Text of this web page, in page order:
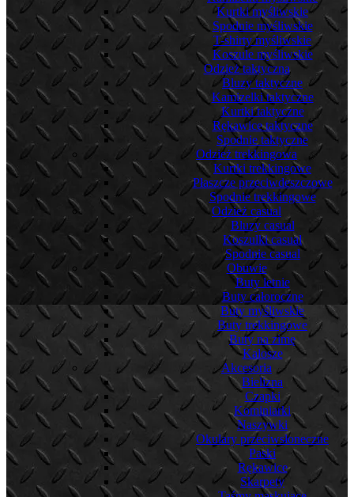
Kurtki myśliwskie
Spodnie myśliwskie
T-shirty myśliwskie
Koszule myśliwskie
Odzież taktyczna
Bluzy taktyczne
Kamizelki taktyczne
Kurtki taktyczne
Rękawice taktyczne
Spodnie taktyczne
Odzież trekkingowa
Kurtki trekkingowe
Płaszcze przeciwdeszczowe
Spodnie trekkingowe
Odzież casual
Bluzy casual
Koszulki casual
Spodnie casual
Obuwie
Buty letnie
Buty całoroczne
Buty myśliwskie
Buty trekkingowe
Buty na zimę
Kalosze
Akcesoria
Bielizna
Czapki
Kominiarki
Naszywki
Okulary przeciwsłoneczne
Paski
Rękawice
Skarpety